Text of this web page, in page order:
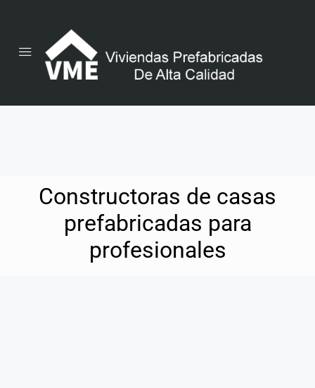
Constructoras de casas
prefabricadas para
profesionales